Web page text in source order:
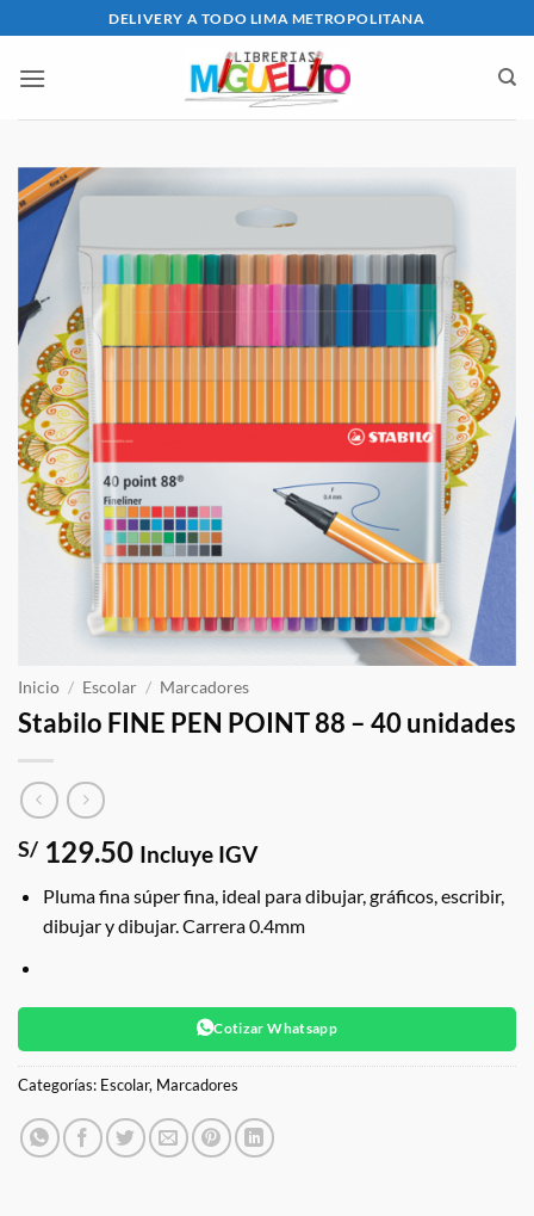
al
contenido
DELIVERY A TODO LIMA METROPOLITANA
Inicio / Escolar / Marcadores
Stabilo FINE PEN POINT 88 – 40 unidades
S/ 129.50 Incluye IGV
Pluma fina súper fina, ideal para dibujar, gráficos, escribir,
dibujar y dibujar. Carrera 0.4mm
Cotizar Whatsapp
Categorías: Escolar, Marcadores